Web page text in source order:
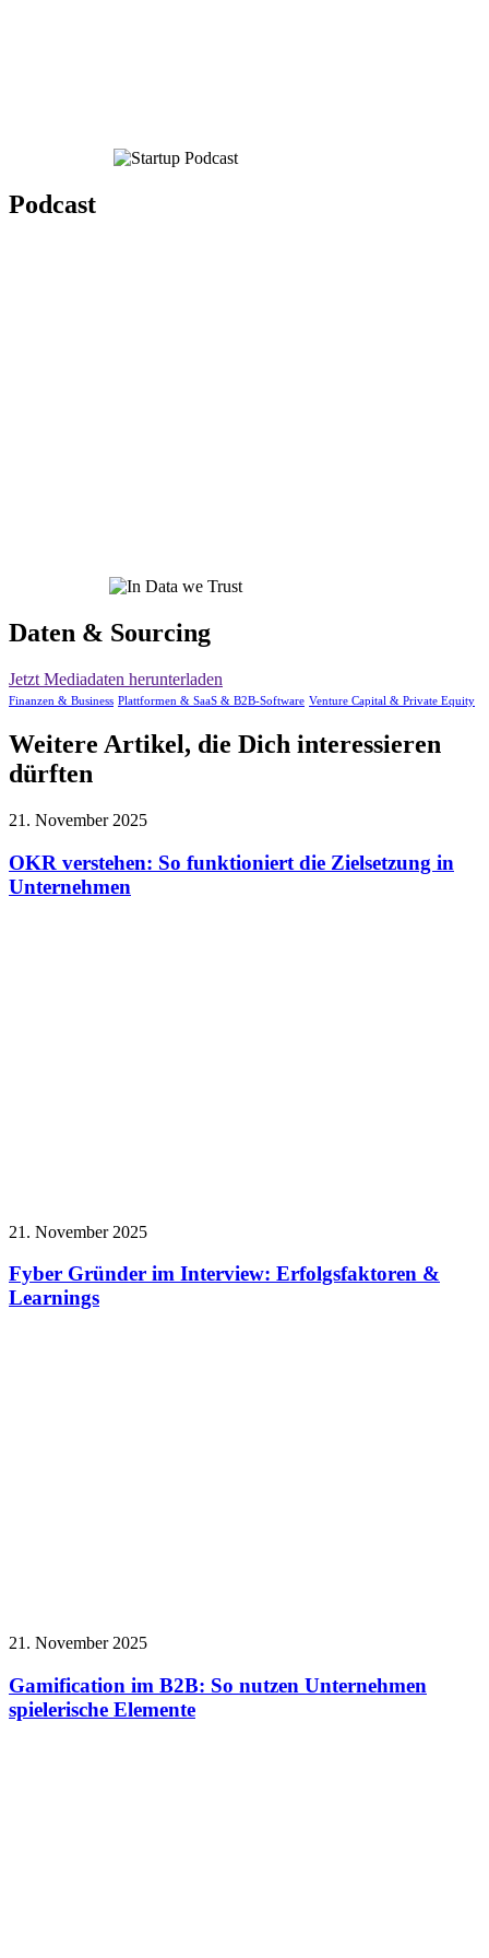
Podcast
Daten & Sourcing
Jetzt Mediadaten herunterladen
Finanzen & Business Plattformen & SaaS & B2B-Software Venture Capital & Private Equity
Weitere Artikel, die Dich interessieren
dürften
21. November 2025
OKR verstehen: So funktioniert die Zielsetzung in
Unternehmen
21. November 2025
Fyber Gründer im Interview: Erfolgsfaktoren &
Learnings
21. November 2025
Gamification im B2B: So nutzen Unternehmen
spielerische Elemente